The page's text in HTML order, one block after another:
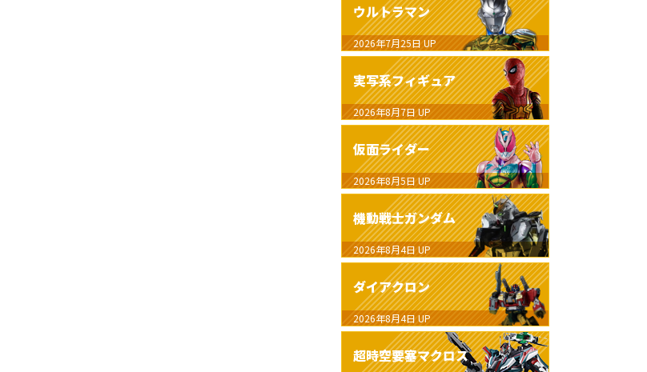
ウルトラマン
2026年7月25日 UP
実写系フィギュア
2026年8月7日 UP
仮面ライダー
2026年8月5日 UP
機動戦士ガンダム
2026年8月4日 UP
ダイアクロン
2026年8月4日 UP
超時空要塞マクロス